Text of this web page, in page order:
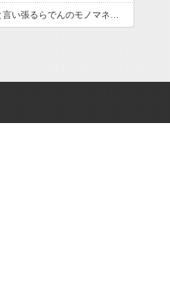
【ホロライブ】お姉さんと言い張るらでんのモノマネが似てるラプ様